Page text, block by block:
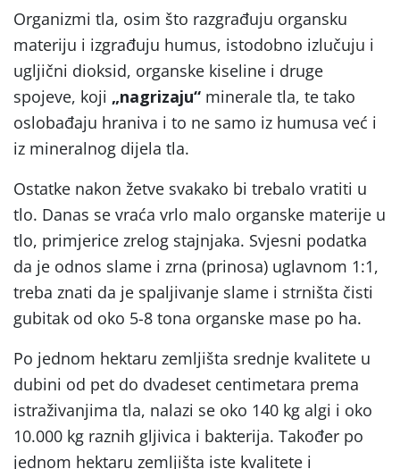
Organizmi tla, osim što razgrađuju organsku
materiju i izgrađuju humus, istodobno izlučuju i
ugljični dioksid, organske kiseline i druge
spojeve, koji „nagrizaju“ minerale tla, te tako
oslobađaju hraniva i to ne samo iz humusa već i
iz mineralnog dijela tla.
Ostatke nakon žetve svakako bi trebalo vratiti u
tlo. Danas se vraća vrlo malo organske materije u
tlo, primjerice zrelog stajnjaka. Svjesni podatka
da je odnos slame i zrna (prinosa) uglavnom 1:1,
treba znati da je spaljivanje slame i strništa čisti
gubitak od oko 5-8 tona organske mase po ha.
Po jednom hektaru zemljišta srednje kvalitete u
dubini od pet do dvadeset centimetara prema
istraživanjima tla, nalazi se oko 140 kg algi i oko
10.000 kg raznih gljivica i bakterija. Također po
jednom hektaru zemljišta iste kvalitete i